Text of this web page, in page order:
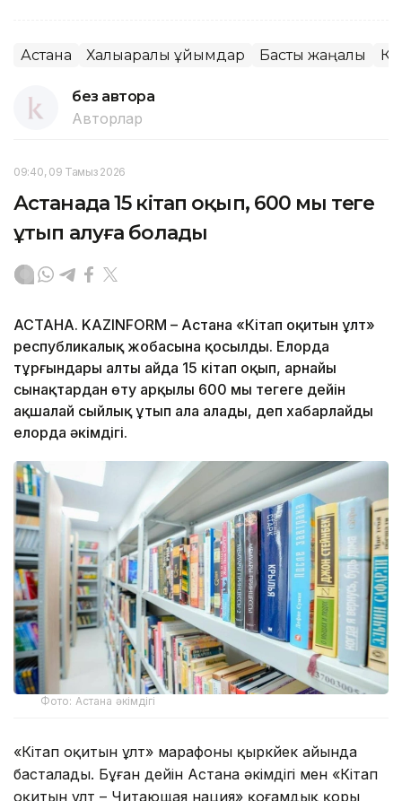
Астана Халықаралық ұйымдар Басты жаңалық
без автора
Авторлар
09:40, 09 Тамыз 2026
Астанада 15 кітап оқып, 600 мың теңге
ұтып алуға болады
АСТАНА. KAZINFORM – Астана «Кітап оқитын ұлт»
республикалық жобасына қосылды. Елорда
тұрғындары алты айда 15 кітап оқып, арнайы
сынақтардан өту арқылы 600 мың теңгеге дейін
ақшалай сыйлық ұтып ала алады, деп хабарлайды
елорда әкімдігі.
Фото: Астана әкімдігі
«Кітап оқитын ұлт» марафоны қыркүйек айында
басталады. Бұған дейін Астана әкімдігі мен «Кітап
оқитын ұлт – Читающая нация» қоғамдық қоры